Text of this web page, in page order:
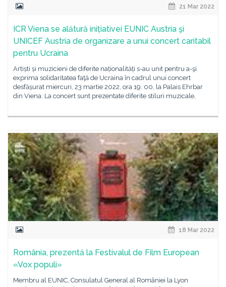
21 Mar 2022
ICR Viena se alătură inițiativei EUNIC Austria şi
UNICEF Austria de organizare a unui concert caritabil
pentru Ucraina
Artiști și muzicieni de diferite naționalități s-au unit pentru a-şi
exprima solidaritatea faţă de Ucraina în cadrul unui concert
desfășurat miercuri, 23 martie 2022, ora 19. 00, la Palais Ehrbar
din Viena. La concert sunt prezentate diferite stiluri muzicale,
18 Mar 2022
România, prezentă la Festivalul de Film European
«Vox populi»
Membru al EUNIC, Consulatul General al României la Lyon